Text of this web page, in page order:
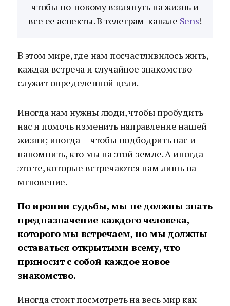
чтобы по-новому взглянуть на жизнь и
все ее аспекты. В телеграм-канале Sens!
В этом мире, где нам посчастливилось жить,
каждая встреча и случайное знакомство
служит определенной цели.
Иногда нам нужны люди, чтобы пробудить
нас и помочь изменить направление нашей
жизни; иногда — чтобы подбодрить нас и
напомнить, кто мы на этой земле. А иногда
это те, которые встречаются нам лишь на
мгновение.
По иронии судьбы, мы не должны знать
предназначение каждого человека,
которого мы встречаем, но мы должны
оставаться открытыми всему, что
приносит с собой каждое новое
знакомство.
Иногда стоит посмотреть на весь мир как